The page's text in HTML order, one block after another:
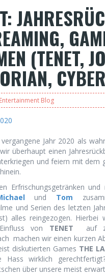
(TENET,
Entertainment Blog
Jahr 2020 als
überhaupt einen
und feiern mit dem
Erfrischungsgetränken
und Tom
und Serien des letzten
alles reingezogen.
von TENET auf
machen wir einen kurzen
diskutierten Games THE
Hass wirklich
über unsere meist